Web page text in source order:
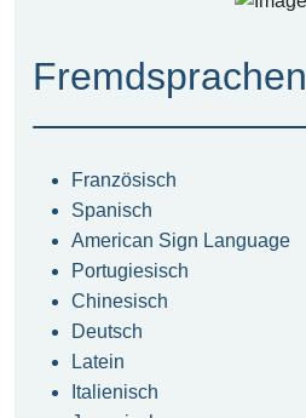
Fremdsprachen
Französisch
Spanisch
American Sign Language
Portugiesisch
Chinesisch
Deutsch
Latein
Italienisch